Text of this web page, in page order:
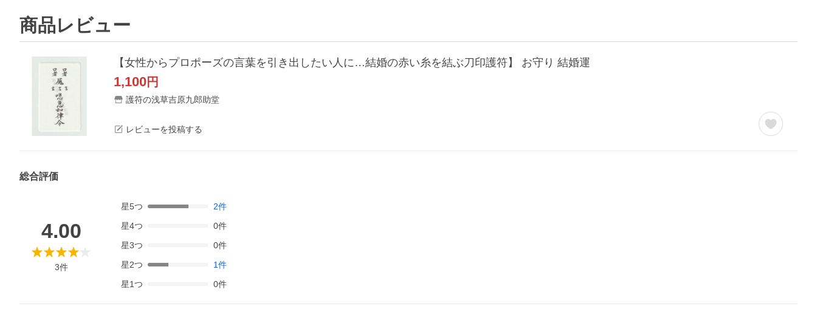
商品レビュー
【女性からプロポーズの言葉を引き出したい人に…結婚の赤い糸を結ぶ刀印護符】 お守り 結婚運
1,100円
護符の浅草吉原九郎助堂
レビューを投稿する
総合評価
4.00
3件
星5つ 2件
星4つ 0件
星3つ 0件
星2つ 1件
星1つ 0件